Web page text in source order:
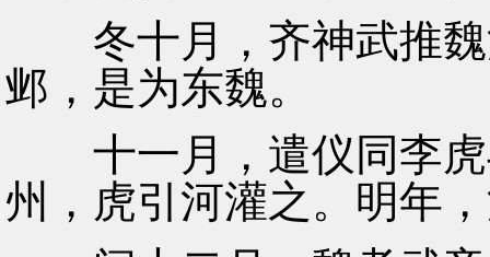
冬十月，齐神武推魏
邺，是为东魏。
十一月，遣仪同李虎
州，虎引河灌之。明年